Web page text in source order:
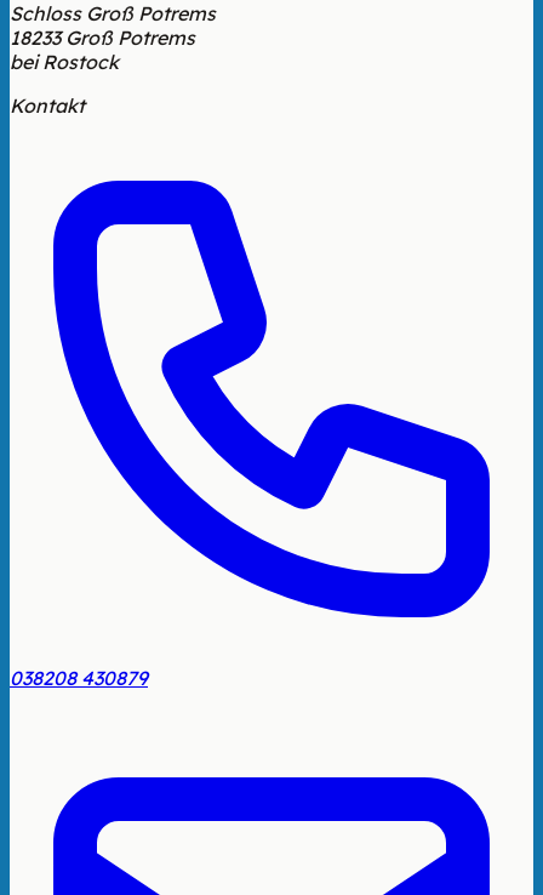
Schloss Groß Potrems
18233 Groß Potrems
bei Rostock
Kontakt
038208 430879